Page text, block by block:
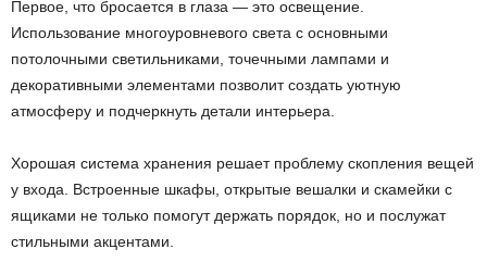
Первое, что бросается в глаза — это освещение.
Использование многоуровневого света с основными
потолочными светильниками, точечными лампами и
декоративными элементами позволит создать уютную
атмосферу и подчеркнуть детали интерьера.
Хорошая система хранения решает проблему скопления вещей
у входа. Встроенные шкафы, открытые вешалки и скамейки с
ящиками не только помогут держать порядок, но и послужат
стильными акцентами.